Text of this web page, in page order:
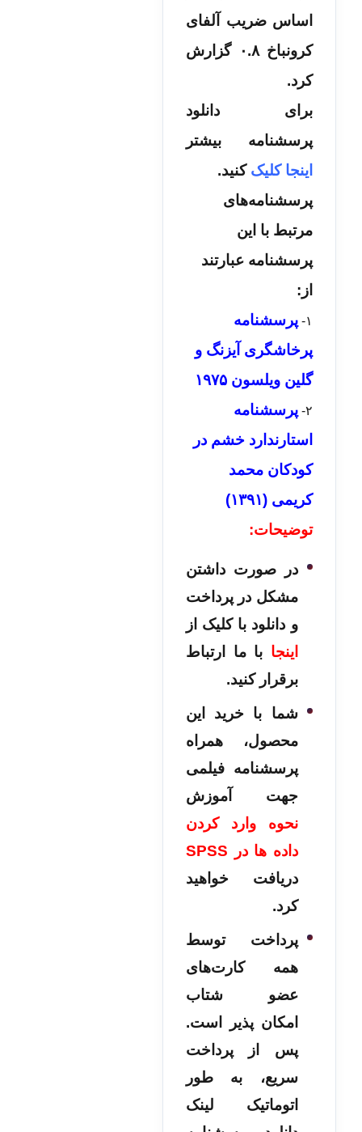
اساس ضریب آلفای
کرونباخ ۰.۸ گزارش
کرد.
برای دانلود
پرسشنامه بیشتر
اینجا کلیک کنید.
پرسشنامه‌های
مرتبط با این
پرسشنامه عبارتند
از:
۱-
پرسشنامه
پرخاشگری آیزنگ و
گلین ویلسون ۱۹۷۵
۲- پرسشنامه
استارندارد خشم در
کودکان محمد
کریمی (۱۳۹۱)
توضیحات:
در صورت داشتن
مشکل در پرداخت
و دانلود با کلیک از
اینجا با ما ارتباط
برقرار کنید.
شما با خرید این
محصول، همراه
پرسشنامه فیلمی
جهت آموزش
نحوه وارد کردن
داده ها در SPSS
دریافت خواهید
کرد.
پرداخت توسط
همه کارت‌های
عضو شتاب
امکان پذیر است.
پس از پرداخت
سریع، به طور
اتوماتیک لینک